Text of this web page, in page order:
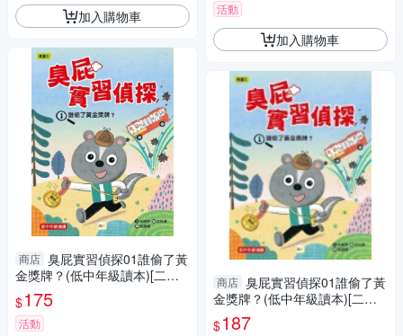
加入購物車
商店 臭屁實習偵探01誰偷了黃
金獎牌？(低中年級讀本)[二手
書_近全新]
$175
活動
活動
加入購物車
商店 臭屁實習偵探01誰偷了黃
金獎牌？(低中年級讀本)[二手
書_近全新]
$187